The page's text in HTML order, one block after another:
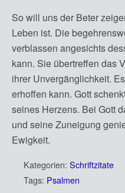
So will uns der Beter
Leben ist. Die
verblassen angesichts
kann. Sie übertreffen das
ihrer Unvergänglichkeit.
erhoffen kann. Gott
seines Herzens. Bei Gott
und seine Zuneigung
Ewigkeit.
Kategorien: Schriftzitate
Tags: Psalmen